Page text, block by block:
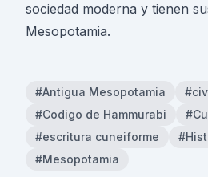
sociedad moderna y tienen
Mesopotamia.
#Antigua Mesopotamia
#Codigo de Hammurabi
#escritura cuneiforme
#Mesopotamia